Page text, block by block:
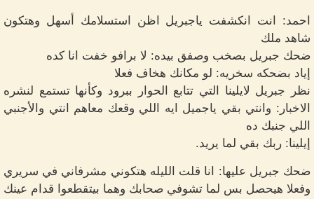
احمد: انت انكشفت ياجبريل اظن استسلامك أسهل وهتكون
شاهد ملك
ضحك جبريل بصخب وصفق بيده: لا برافو خفت انا كده
إياد بضحكه سخريه: لو مكانك هخاف فعلا
نظر جبريل لايلينا التي تتابع الحوار ببرود وكأنها تستمع لنشره
الاخبار: وانتي بقي ياجميل ايه اللي وقعك معاهم انتي والأجنبي
اللي جنبك ده
إيلينا: ربك بقي لما يريد.
ضحك جبريل عليها: انا قلت الليله هتكوني مشرفاني في سريري
وفعلا هيحصل بس لما تشوفي صحابك وهما بيتقطعوا قدام عينك